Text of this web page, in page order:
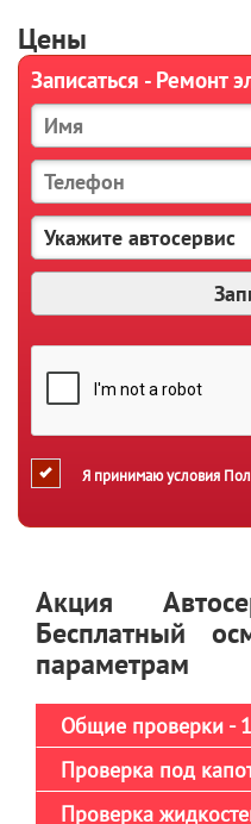
Цены
Записаться - Ремонт
Я принимаю условия
Акция
Бесплатный
параметрам
Общие проверки -
Проверка под
Проверка